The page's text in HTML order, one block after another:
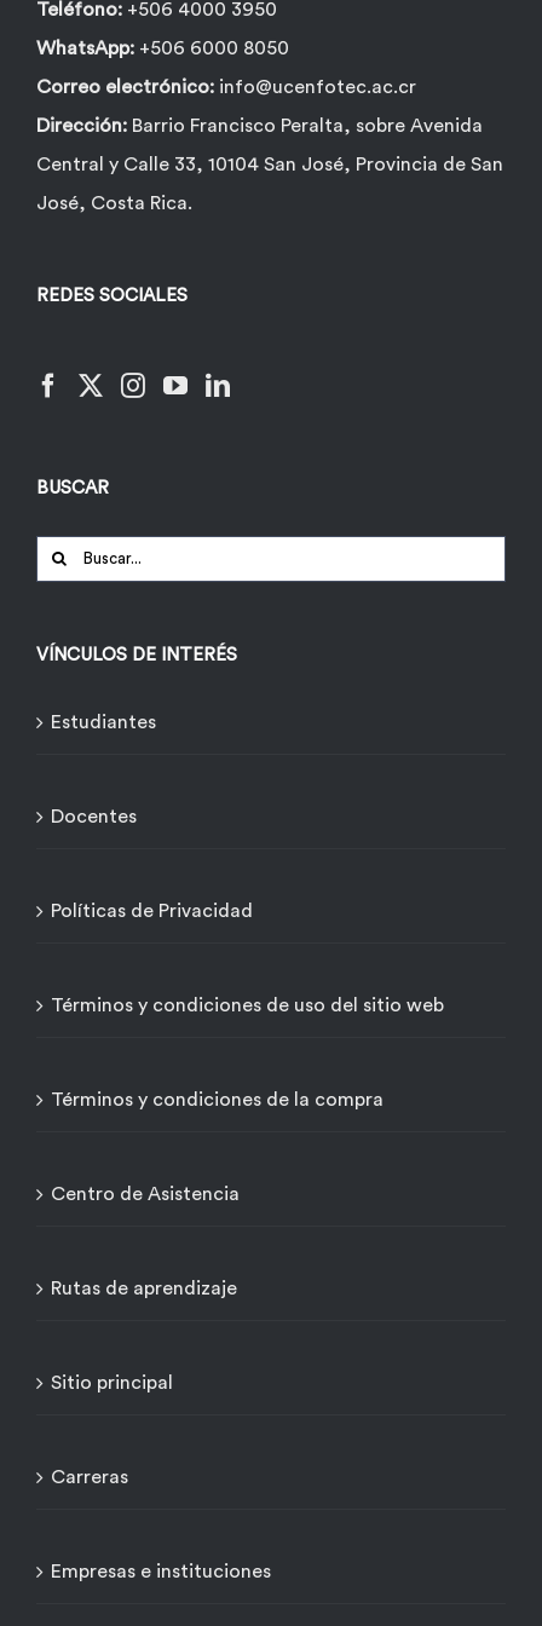
de
producto
Teléfono: +506 4000 3950
WhatsApp: +506 6000 8050
Correo electrónico: info@ucenfotec.ac.cr
Dirección: Barrio Francisco Peralta, sobre Avenida
Central y Calle 33, 10104 San José, Provincia de San
José, Costa Rica.
REDES SOCIALES
BUSCAR
Buscar:
VÍNCULOS DE INTERÉS
Estudiantes
Docentes
Políticas de Privacidad
Términos y condiciones de uso del sitio web
Términos y condiciones de la compra
Centro de Asistencia
Rutas de aprendizaje
Sitio principal
Carreras
Empresas e instituciones